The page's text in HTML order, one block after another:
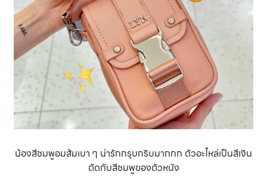
น้องสีชมพูอมส้มเบา ๆ น่ารักกรุบกริบมากกก ตัวอะไหล่เป็นสีเงิน
ตัดกับสีชมพูของตัวหนัง